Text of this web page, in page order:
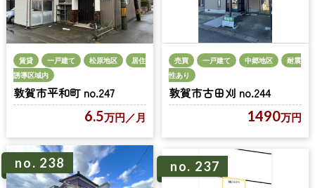
賃貸 一戸建て 松原地区
居住
誘導区域内
敦賀市平和町 no.247
6.5万円 ／月
売買 一戸建て 中郷地区
耐震
性あり
敦賀市古田刈 no.244
1490万円
no. 238 no. 237